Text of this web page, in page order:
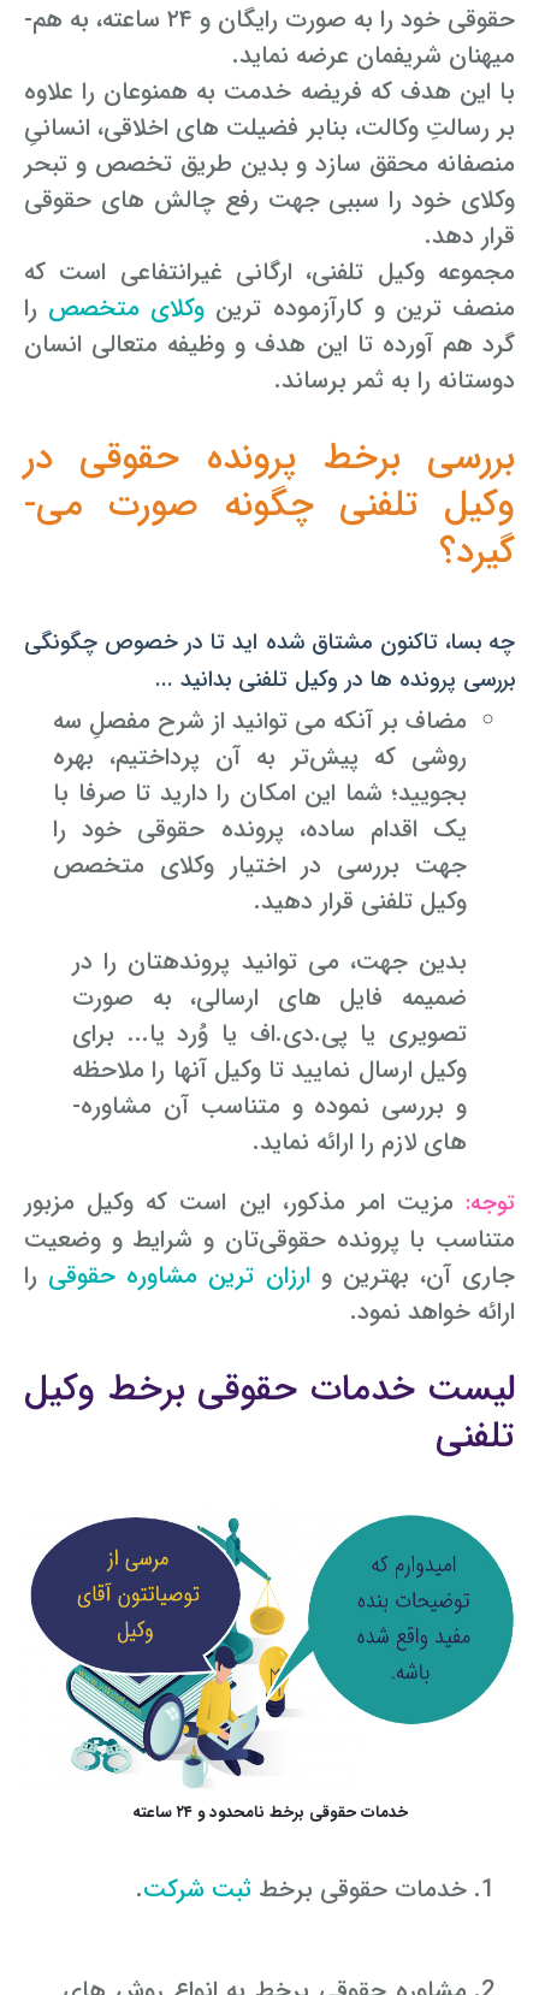
حقوقی خود را به صورت رایگان و ۲۴ ساعته، به هم­
میهنان شریفمان عرضه نماید.
با این هدف که فریضه خدمت به همنوعان را علاوه
بر رسالتِ وکالت، بنابر فضیلت ­های اخلاقی، انسانیِ
منصفانه محقق سازد و بدین طریق تخصص و تبحر
وکلای خود را سببی جهت رفع چالش­ های حقوقی
قرار دهد.
مجموعه وکیل تلفنی، ارگانی غیرانتفاعی است که
منصف ­ترین و کارآزموده ­ترین وکلای متخصص را
گرد هم آورده تا این هدف و وظیفه متعالی انسان
دوستانه را به ثمر برساند.
بررسی برخط پرونده حقوقی در
وکیل تلفنی چگونه صورت می­
گیرد؟
چه بسا، تاکنون مشتاق شده ­اید تا در خصوص چگونگی
بررسی پرونده ­ها در وکیل تلفنی بدانید ...
مضاف بر آنکه می ­توانید از شرح مفصلِ سه
روشی که پیش‌تر به آن پرداختیم، بهره
بجویید؛ شما این امکان را دارید تا صرفا با
یک اقدام ساده، پرونده حقوقی خود را
جهت بررسی در اختیار وکلای متخصص
وکیل تلفنی قرار دهید.
بدین جهت، می­ توانید پرونده­تان را در
ضمیمه فایل ­های ارسالی، به صورت
تصویری یا پی.دی.اف یا وُرد یا... برای
وکیل ارسال نمایید تا وکیل آن­ها را ملاحظه
و بررسی نموده و متناسب آن مشاوره­
های لازم را ارائه نماید.
توجه: مزیت امر مذکور، این است که وکیل مزبور
متناسب با پرونده حقوقی‌تان و شرایط و وضعیت
جاری آن، بهترین وارزان ترین مشاوره حقوقی را
ارائه خواهد نمود.
لیست خدمات حقوقی برخط وکیل
تلفنی
خدمات حقوقی برخط نامحدود و ۲۴ ساعته
خدمات حقوقی برخط ثبت شرکت.